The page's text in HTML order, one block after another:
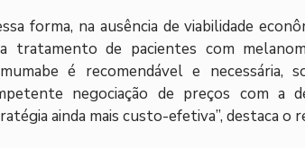
forma, na ausência de viabilidade
tratamento de pacientes com
é recomendável e necessária,
negociação de preços com a
ainda mais custo-efetiva”, destaca o